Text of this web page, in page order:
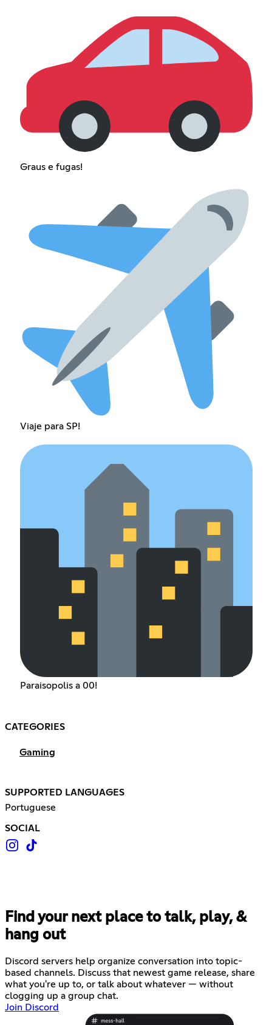
Graus e fugas!
Viaje para SP!
Paraisopolis a 00!
CATEGORIES
Gaming
SUPPORTED LANGUAGES
Portuguese
SOCIAL
Find your next place to talk, play, &
hang out
Discord servers help organize conversation into topic-
based channels. Discuss that newest game release, share
what you're up to, or talk about whatever — without
clogging up a group chat.
Join Discord